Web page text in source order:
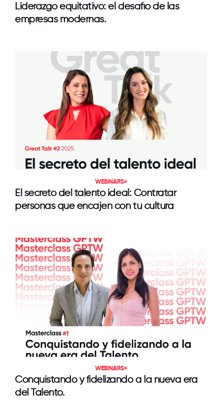
Liderazgo equitativo: el desafío de las
empresas modernas.
WEBINARS>
El secreto del talento ideal: Contratar
personas que encajen con tu cultura
WEBINARS>
Conquistando y fidelizando a la nueva era
del Talento.